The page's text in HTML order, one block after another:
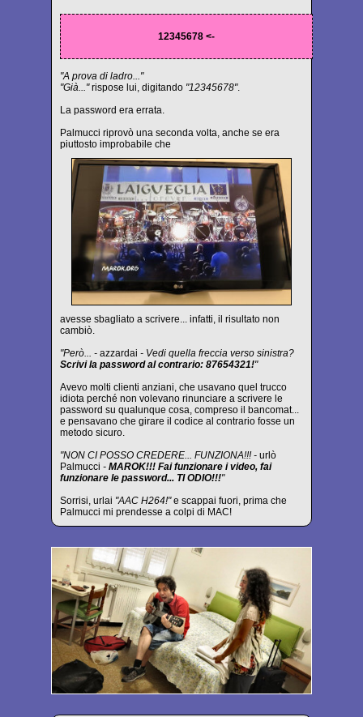
12345678 <-
"A prova di ladro..."
"Già..."rispose lui, digitando "12345678".
La password era errata.
Palmucci riprovò una seconda volta, anche se era
piuttosto improbabile che
avesse sbagliato a scrivere... infatti, il risultato non
cambiò.
"Però... - azzardai - Vedi quella freccia verso sinistra?
Scrivi la password al contrario: 87654321!"
Avevo molti clienti anziani, che usavano quel trucco
idiota perché non volevano rinunciare a scrivere le
password su qualunque cosa, compreso il bancomat...
e pensavano che girare il codice al contrario fosse un
metodo sicuro.
"NON CI POSSO CREDERE... FUNZIONA!!! - urlò
Palmucci - MAROK!!! Fai funzionare i video, fai
funzionare le password... TI ODIO!!!"
Sorrisi, urlai "AAC H264!"e scappai fuori, prima che
Palmucci mi prendesse a colpi di MAC!